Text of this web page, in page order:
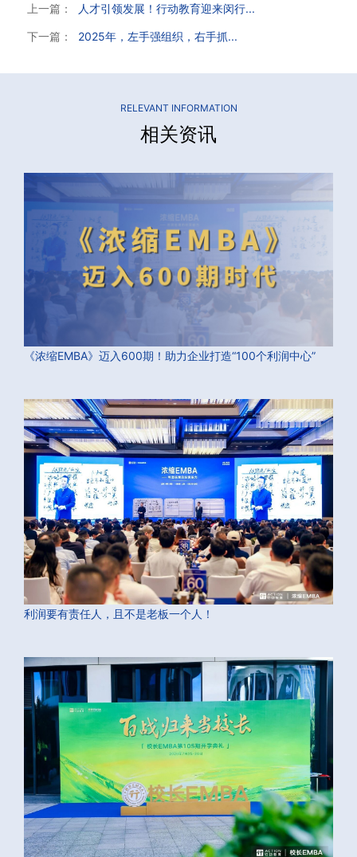
上一篇： 人才引领发展！行动教育迎来闵行...
下一篇： 2025年，左手强组织，右手抓...
RELEVANT INFORMATION
相关资讯
《浓缩EMBA》迈入600期！助力企业打造“100个利润中心”
利润要有责任人，且不是老板一个人！